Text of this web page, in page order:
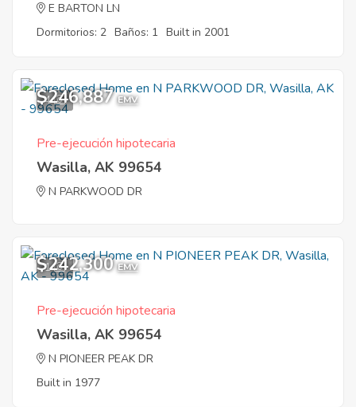
E BARTON LN
Dormitorios: 2 Baños: 1 Built in 2001
4
$246,887 EMV
Pre-ejecución hipotecaria
Wasilla, AK 99654
N PARKWOOD DR
1
$242,300 EMV
Pre-ejecución hipotecaria
Wasilla, AK 99654
N PIONEER PEAK DR
Built in 1977